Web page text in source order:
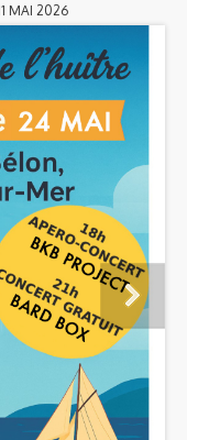
MAI 2026